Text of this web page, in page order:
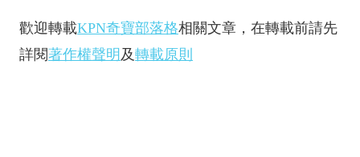
歡迎轉載KPN奇寶部落格相關文章，在轉載前請先
詳閱著作權聲明 及轉載原則